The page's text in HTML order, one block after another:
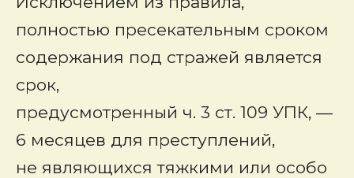
полностью пресекательным сроком
содержания под стражей является
срок,
предусмотренный ч. 3 ст. 109 УПК, —
6 месяцев для преступлений,
не являющихся тяжкими или особо